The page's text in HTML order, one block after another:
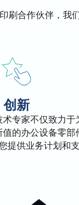
刷合作伙伴，我
创新
专家不仅致力于
的办公设备零部
提供业务计划和支